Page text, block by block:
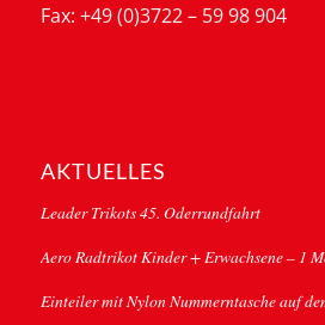
Fax: +49 (0)3722 – 59 98 904
AKTUELLES
Leader Trikots 45. Oderrundfahrt
Aero Radtrikot Kinder + Erwachsene – 1
Einteiler mit Nylon Nummerntasche auf